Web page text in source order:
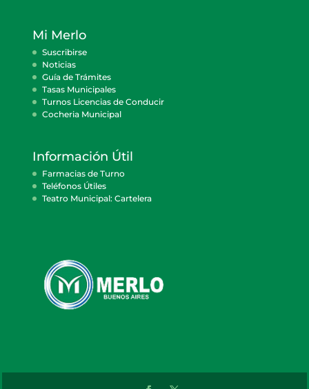
Mi Merlo
Suscribirse
Noticias
Guía de Trámites
Tasas Municipales
Turnos Licencias de Conducir
Cocheria Municipal
Información Útil
Farmacias de Turno
Teléfonos Útiles
Teatro Municipal: Cartelera